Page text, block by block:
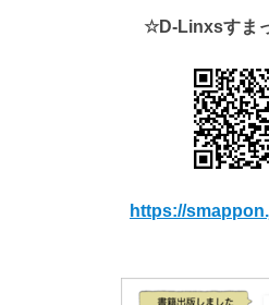
☆D-Linxsすま
https://